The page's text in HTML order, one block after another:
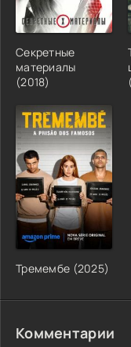
Секретные
материалы
(2018)
Тремембе (2025)
Комментарии